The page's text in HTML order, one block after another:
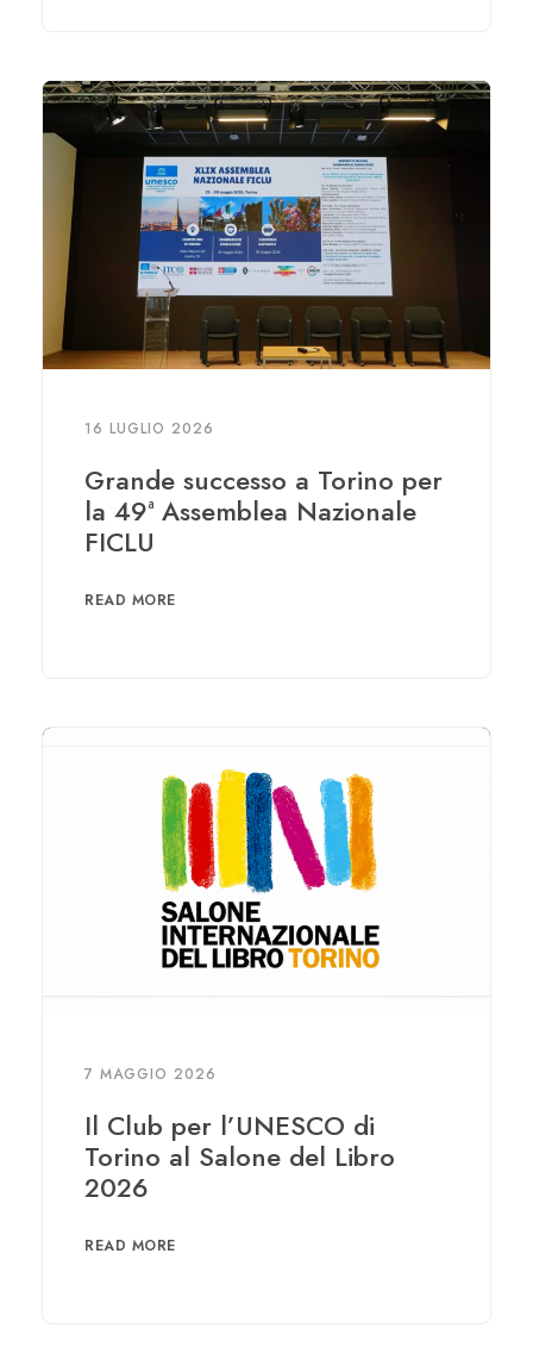
16 LUGLIO 2026
Grande successo a Torino per
la 49ª Assemblea Nazionale
FICLU
READ MORE
7 MAGGIO 2026
Il Club per l’UNESCO di
Torino al Salone del Libro
2026
READ MORE